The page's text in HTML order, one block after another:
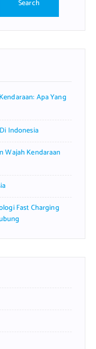
Apa Yang
Indonesia
Wajah Kendaraan
Fast Charging